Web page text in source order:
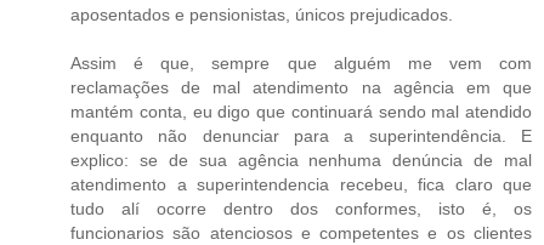
aposentados e pensionistas, únicos prejudicados.
Assim é que, sempre que alguém me vem com
reclamações de mal atendimento na agência em que
mantém conta, eu digo que continuará sendo mal atendido
enquanto não denunciar para a superintendência. E
explico: se de sua agência nenhuma denúncia de mal
atendimento a superintendencia recebeu, fica claro que
tudo alí ocorre dentro dos conformes, isto é, os
funcionarios são atenciosos e competentes e os clientes